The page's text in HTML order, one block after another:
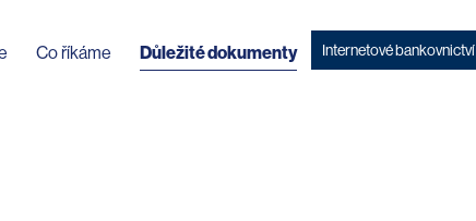
Co říkáme Důležité dokumenty Internetové bankovnictví